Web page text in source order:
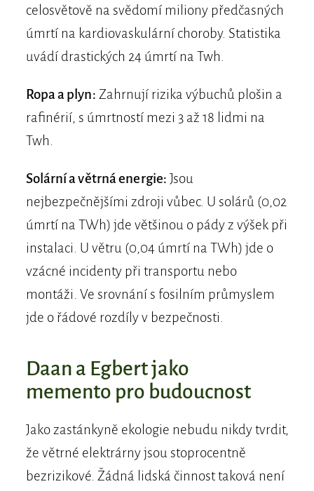
celosvětově na svědomí miliony předčasných
úmrtí na kardiovaskulární choroby. Statistika
uvádí drastických 24 úmrtí na Twh.
Ropa a plyn: Zahrnují rizika výbuchů plošin a
rafinérií, s úmrtností mezi 3 až 18 lidmi na
Twh.
Solární a větrná energie: Jsou
nejbezpečnějšími zdroji vůbec. U solárů (0,02
úmrtí na TWh) jde většinou o pády z výšek při
instalaci. U větru (0,04 úmrtí na TWh) jde o
vzácné incidenty při transportu nebo
montáži. Ve srovnání s fosilním průmyslem
jde o řádové rozdíly v bezpečnosti.
Daan a Egbert jako
memento pro budoucnost
Jako zastánkyně ekologie nebudu nikdy tvrdit,
že větrné elektrárny jsou stoprocentně
bezrizikové. Žádná lidská činnost taková není